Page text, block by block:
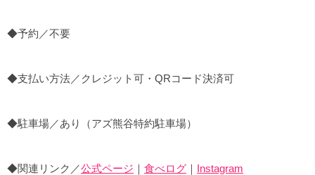
◆予約／不要
◆支払い方法／クレジット可・QRコード決済可
◆駐車場／あり（アズ熊谷特約駐車場）
◆関連リンク／公式ページ ｜ 食べログ ｜ Instagram